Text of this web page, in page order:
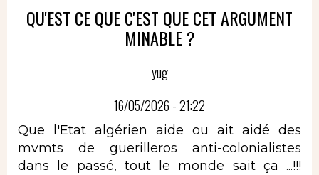
QU'EST CE QUE C'EST QUE CET ARGUMENT
MINABLE ?
yug
16/05/2026 - 21:22
Que l'Etat algérien aide ou ait aidé des
mvmts de guerilleros anti-colonialistes
dans le passé, tout le monde sait ça ...!!!